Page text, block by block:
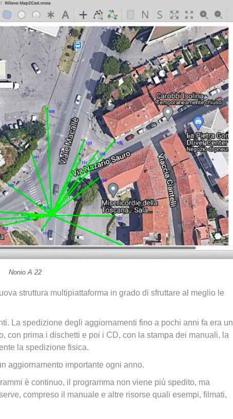
Nonio A 22
struttura multipiattaforma in grado di sfruttare al meglio le
La spedizione degli aggiornamenti fino a pochi anni fa era un
con prima i dischetti e poi i CD, con la stampa dei manuali, la
la spedizione fisica.
aggiornamento importante ogni anno.
è continuo, il programma non viene più spedito, ma
compreso il manuale e altre risorse quali esempi, filmati,